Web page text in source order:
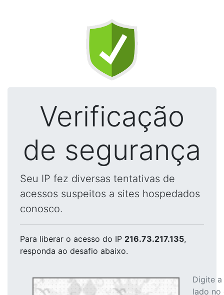
Verificação
de segurança
Seu IP fez diversas tentativas de
acessos suspeitos a sites hospedados
conosco.
Para liberar o acesso do IP 216.73.217.135,
responda ao desafio abaixo.
Digite
lado no